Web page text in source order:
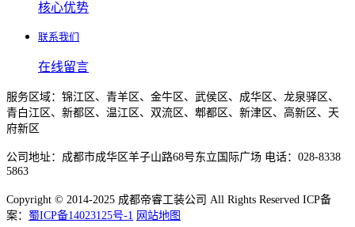
核心优势
联系我们
在线留言
服务区域：锦江区、青羊区、金牛区、武侯区、成华区、龙泉驿区、
青白江区、新都区、温江区、双流区、郫都区、新津区、高新区、天
府新区
公司地址：成都市成华区羊子山路68号东立国际广场 电话：028-8338
5863
Copyright © 2014-2025 成都帝睿工装公司 All Rights Reserved ICP备
案： 蜀ICP备14023125号-1 网站地图